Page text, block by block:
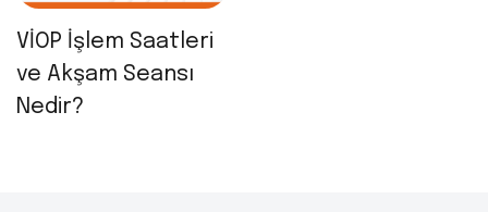
VİOP İşlem Saatleri
ve Akşam Seansı
Nedir?